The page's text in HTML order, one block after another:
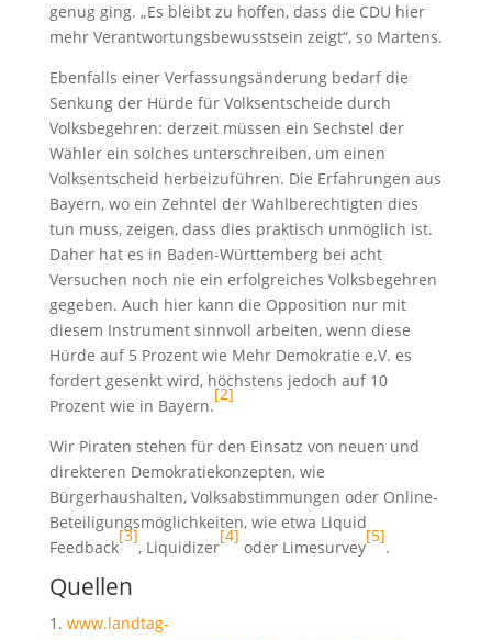
genug ging. „Es bleibt zu hoffen, dass die CDU hier
mehr Verantwortungsbewusstsein zeigt“, so Martens.
Ebenfalls einer Verfassungsänderung bedarf die
Senkung der Hürde für Volksentscheide durch
Volksbegehren: derzeit müssen ein Sechstel der
Wähler ein solches unterschreiben, um einen
Volksentscheid herbeizuführen. Die Erfahrungen aus
Bayern, wo ein Zehntel der Wahlberechtigten dies
tun muss, zeigen, dass dies praktisch unmöglich ist.
Daher hat es in Baden-Württemberg bei acht
Versuchen noch nie ein erfolgreiches Volksbegehren
gegeben. Auch hier kann die Opposition nur mit
diesem Instrument sinnvoll arbeiten, wenn diese
Hürde auf 5 Prozent wie Mehr Demokratie e.V. es
fordert gesenkt wird, höchstens jedoch auf 10
Prozent wie in Bayern.
[2]
Wir Piraten stehen für den Einsatz von neuen und
direkteren Demokratiekonzepten, wie
Bürgerhaushalten, Volksabstimmungen oder Online-
Beteiligungsmöglichkeiten, wie etwa Liquid
Feedback
[3]
, Liquidizer
[4]
oder Limesurvey
[5]
.
Quellen
www.landtag-